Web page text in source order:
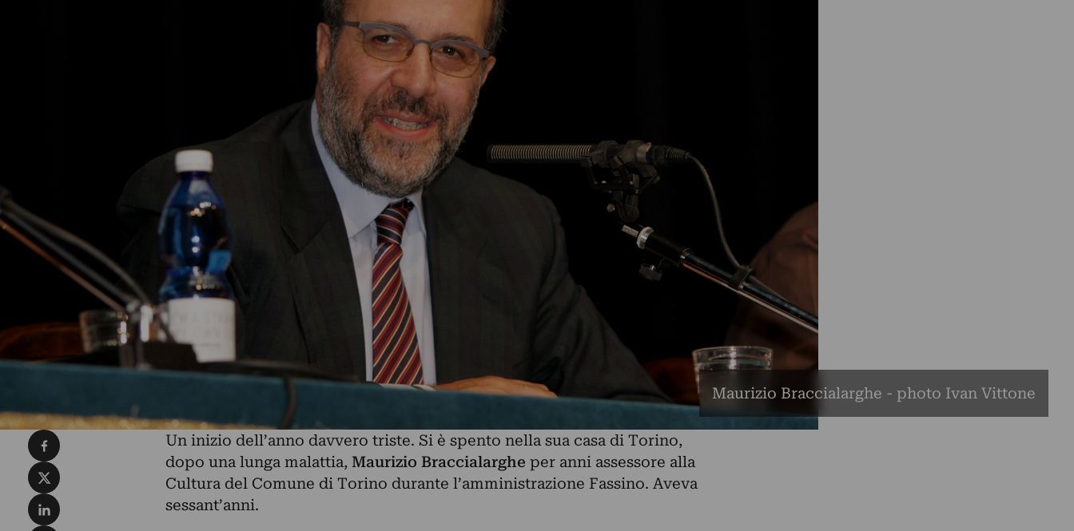
Maurizio Braccialarghe - photo Ivan Vittone
Un inizio dell’anno davvero triste. Si è spento nella sua casa di Torino,
dopo una lunga malattia, Maurizio Braccialarghe per anni assessore alla
Cultura del Comune di Torino durante l’amministrazione Fassino. Aveva
sessant’anni.
Condividi su Facebook
Condividi su X
Condividi su LinkedIn